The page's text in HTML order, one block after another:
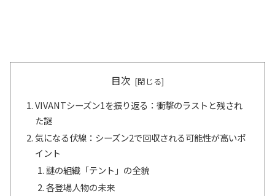
目次
VIVANTシーズン1を振り返る：衝撃のラストと残され
た謎
気になる伏線：シーズン2で回収される可能性が高いポ
イント
謎の組織「テント」の全貌
各登場人物の未来